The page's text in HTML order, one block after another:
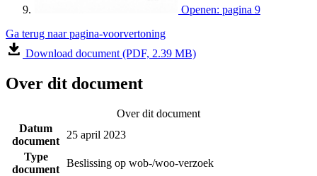
Openen: pagina 9
Ga terug naar pagina-voorvertoning
Download document (PDF, 2.39 MB)
Over dit document
Over dit document
Datum
document
25 april 2023
Type
document
Beslissing op wob-/woo-verzoek